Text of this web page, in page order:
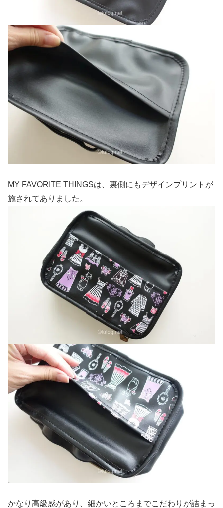
MY FAVORITE THINGSは、裏側にもデザインプリントが
施されてありました。
かなり高級感があり、細かいところまでこだわりが詰まっ